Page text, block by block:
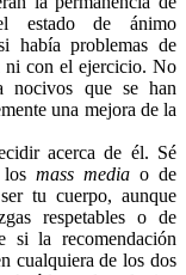
estado de ánimo
había problemas de
ni con el ejercicio. No
nocivos que se han
una mejora de la
acerca de él. Sé
mass media o de
tu cuerpo, aunque
respetables o de
si la recomendación
cualquiera de los dos